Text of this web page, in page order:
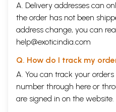
A. Delivery addresses can
the order has not been
address change, you can
help@exoticindia.com
Q. How do I track my
A. You can track your
number through here or
are signed in on the website.